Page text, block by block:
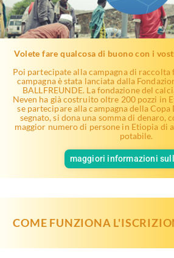
Volete fare qualcosa di buono con i
Poi partecipate alla campagna di raccolta
campagna è stata lanciata dalla
BALLFREUNDE. La fondazione del
Neven ha già costruito oltre 200 pozzi in
se partecipare alla campagna della Copa
segnato, si dona una somma di denaro,
maggior numero di persone in Etiopia di
potabile.
maggiori informazioni
COME FUNZIONA